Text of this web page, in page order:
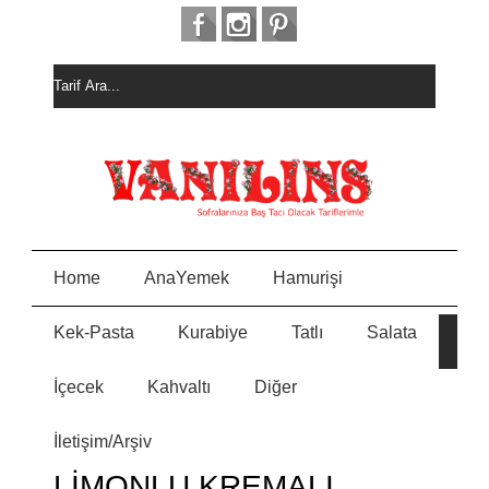
Home AnaYemek Hamurişi
Kek-Pasta Kurabiye Tatlı Salata
İçecek Kahvaltı Diğer
İletişim/Arşiv
HURM